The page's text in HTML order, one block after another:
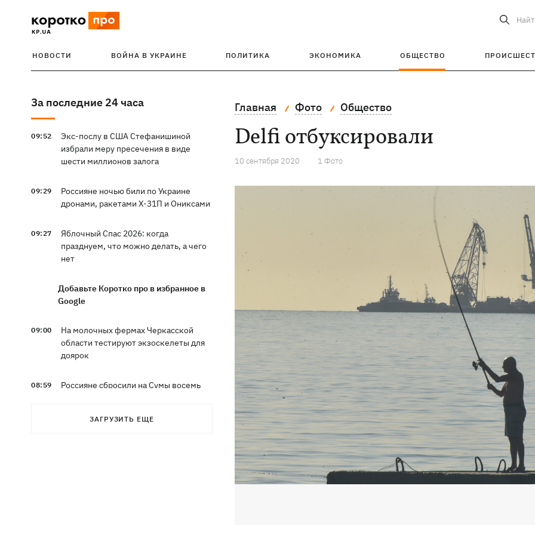
НОВОСТИ ВОЙНА В УКРАИНЕ ПОЛИТИКА ЭКОНОМИКА ОБЩЕСТВО
За последние 24 часа
09:52
Экс-послу в США Стефанишиной
избрали меру пресечения в виде
шести миллионов залога
09:29
Россияне ночью били по Украине
дронами, ракетами Х-31П и Ониксами
09:27
Яблочный Спас 2026: когда
празднуем, что можно делать, а чего
нет
Добавьте Коротко про в избранное в
Google
09:00
На молочных фермах Черкасской
области тестируют экзоскелеты для
доярок
08:59
Россияне сбросили на Сумы восемь
ЗАГРУЗИТЬ ЕЩЕ
Главная Фото Общество
Delfi отбуксировали
10 сентября 2020 1 Фото